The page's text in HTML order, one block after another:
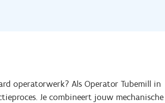
operatorwerk? Als Operator Tubemill in
Je combineert jouw mechanische